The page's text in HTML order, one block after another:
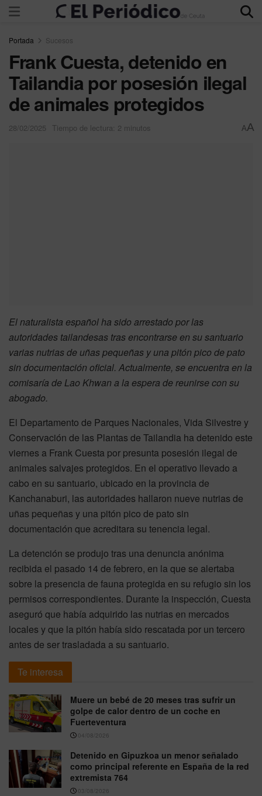
Portada Sucesos
Frank Cuesta, detenido en
Tailandia por posesión ilegal
de animales protegidos
28/02/2025 Tiempo de lectura: 2 minutos AA
El naturalista español ha sido arrestado por las
autoridades tailandesas tras encontrarse en su santuario
varias nutrias de uñas pequeñas y una pitón pico de pato
sin documentación oficial. Actualmente, se encuentra en la
comisaría de Lao Khwan a la espera de reunirse con su
abogado.
El Departamento de Parques Nacionales, Vida Silvestre y
Conservación de las Plantas de Tailandia ha detenido este
viernes a Frank Cuesta por presunta posesión ilegal de
animales salvajes protegidos. En el operativo llevado a
cabo en su santuario, ubicado en la provincia de
Kanchanaburi, las autoridades hallaron nueve nutrias de
uñas pequeñas y una pitón pico de pato sin
documentación que acreditara su tenencia legal.
La detención se produjo tras una denuncia anónima
recibida el pasado 14 de febrero, en la que se alertaba
sobre la presencia de fauna protegida en su refugio sin los
permisos correspondientes. Durante la inspección, Cuesta
aseguró que había adquirido las nutrias en mercados
locales y que la pitón había sido rescatada por un tercero
antes de ser trasladada a su santuario.
Te interesa
Muere un bebé de 20 meses tras sufrir un
golpe de calor dentro de un coche en
Fuerteventura
04/08/2026
Detenido en Gipuzkoa un menor señalado
como principal referente en España de la red
extremista 764
03/08/2026